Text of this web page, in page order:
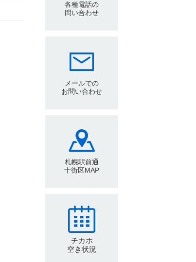
各種電話の
問い合わせ
メールでの
お問い合わせ
札幌駅前通
十街区MAP
チカホ
空き状況